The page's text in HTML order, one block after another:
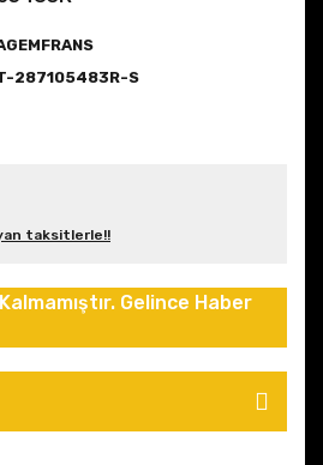
287105483R-S
taksitlerle!!
Gelince Haber